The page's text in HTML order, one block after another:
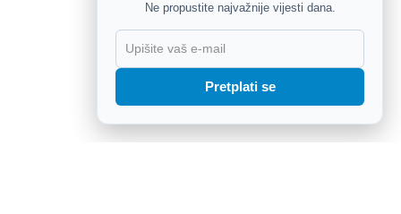
Ne propustite najvažnije vijesti dana.
Pretplati se